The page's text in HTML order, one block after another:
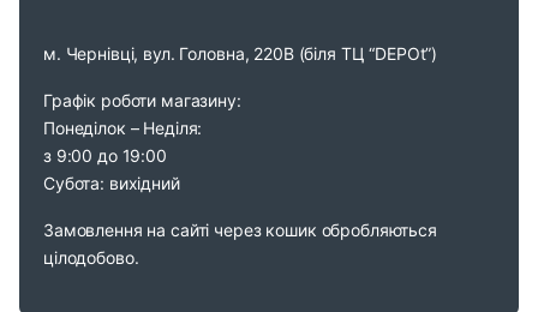
м. Чернівці, вул. Головна, 220В (біля ТЦ “DEPOt”)
Графік роботи магазину:
Понеділок – Неділя:
з 9:00 до 19:00
Субота: вихідний
Замовлення на сайті через кошик обробляються
цілодобово.